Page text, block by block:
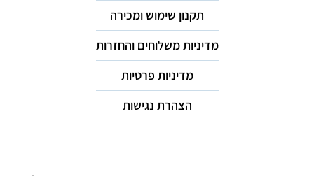
תקנון שימוש ומכירה
מדיניות משלוחים והחזרות
מדיניות פרטיות
הצהרת נגישות